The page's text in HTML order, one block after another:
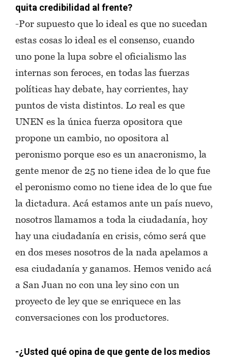
quita credibilidad al frente?
-Por supuesto que lo ideal es que no sucedan
estas cosas lo ideal es el consenso, cuando
uno pone la lupa sobre el oficialismo las
internas son feroces, en todas las fuerzas
políticas hay debate, hay corrientes, hay
puntos de vista distintos. Lo real es que
UNEN es la única fuerza opositora que
propone un cambio, no opositora al
peronismo porque eso es un anacronismo, la
gente menor de 25 no tiene idea de lo que fue
el peronismo como no tiene idea de lo que fue
la dictadura. Acá estamos ante un país nuevo,
nosotros llamamos a toda la ciudadanía, hoy
hay una ciudadanía en crisis, cómo será que
en dos meses nosotros de la nada apelamos a
esa ciudadanía y ganamos. Hemos venido acá
a San Juan no con una ley sino con un
proyecto de ley que se enriquece en las
conversaciones con los productores.
-¿Usted qué opina de que gente de los medios